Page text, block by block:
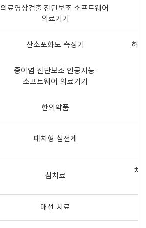
의료영상검출·진단보조 소프트웨어
의료기기
산소포화도 측정기 허
중이염 진단보조 인공지능
소프트웨어 의료기기
한의약품
패치형 심전계
침치료
치
매선 치료